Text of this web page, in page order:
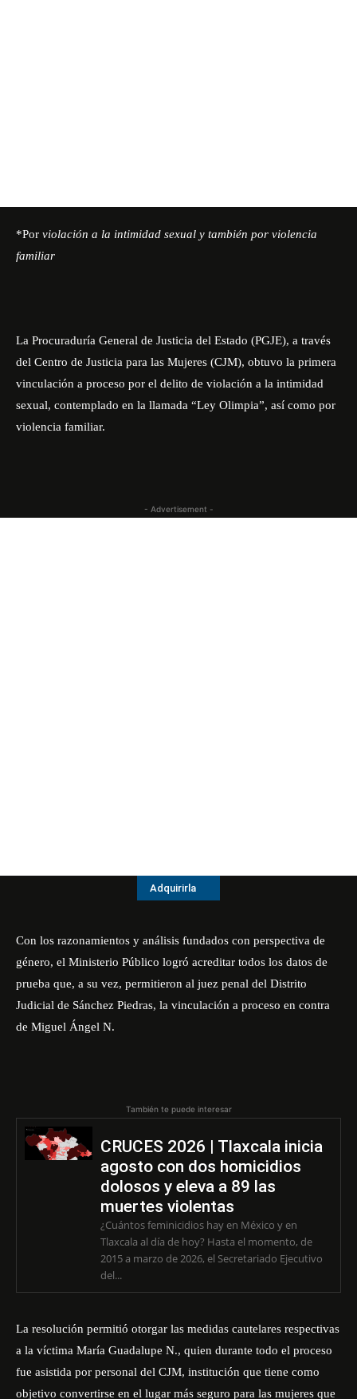
*Por violación a la intimidad sexual y también por violencia
familiar
La Procuraduría General de Justicia del Estado (PGJE), a través
del Centro de Justicia para las Mujeres (CJM), obtuvo la primera
vinculación a proceso por el delito de violación a la intimidad
sexual, contemplado en la llamada “Ley Olimpia”, así como por
violencia familiar.
- Advertisement -
Adquirirla
Con los razonamientos y análisis fundados con perspectiva de
género, el Ministerio Público logró acreditar todos los datos de
prueba que, a su vez, permitieron al juez penal del Distrito
Judicial de Sánchez Piedras, la vinculación a proceso en contra
de Miguel Ángel N.
También te puede interesar
CRUCES 2026 | Tlaxcala inicia
agosto con dos homicidios
dolosos y eleva a 89 las
muertes violentas
¿Cuántos feminicidios hay en México y en
Tlaxcala al día de hoy? Hasta el momento, de
2015 a marzo de 2026, el Secretariado Ejecutivo
del...
La resolución permitió otorgar las medidas cautelares respectivas
a la víctima María Guadalupe N., quien durante todo el proceso
fue asistida por personal del CJM, institución que tiene como
objetivo convertirse en el lugar más seguro para las mujeres que